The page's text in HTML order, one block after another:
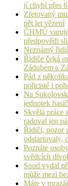
jí chybí přes
Zfetovaný
pět let vězení
ČHMÚ
předpovědi
Neznámý
Řidiče čeká
Zádubem a
Pád z
policisté i
Na
jednotek
Skvělá práce
radoval jen
Řidiči, pozor
odstartovaly,
Poznáte
svědcích
Soud vydal
může mezi
Máte v